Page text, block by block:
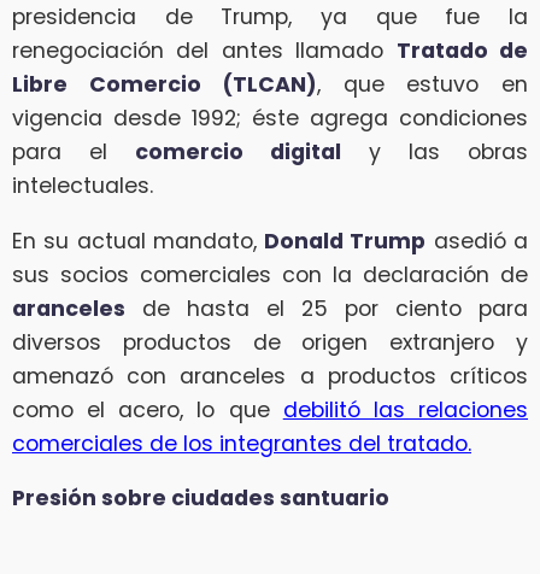
presidencia de Trump, ya que fue la
renegociación del antes llamado Tratado de
Libre Comercio (TLCAN), que estuvo en
vigencia desde 1992; éste agrega condiciones
para el comercio digital y las obras
intelectuales.
En su actual mandato, Donald Trump asedió a
sus socios comerciales con la declaración de
aranceles de hasta el 25 por ciento para
diversos productos de origen extranjero y
amenazó con aranceles a productos críticos
como el acero, lo que debilitó las relaciones
comerciales de los integrantes del tratado.
Presión sobre ciudades santuario